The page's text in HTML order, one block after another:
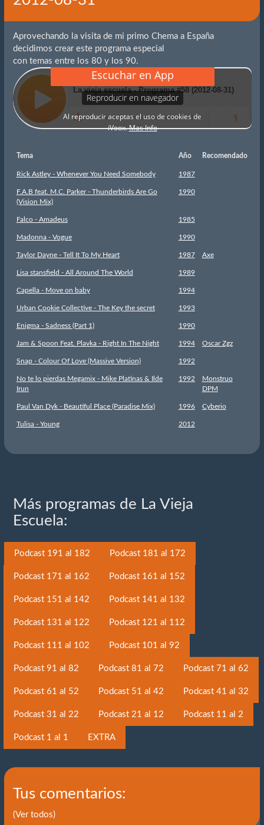
Aprovechando la visita de mi primo Chema a España
decidimos crear este programa especial
con temas entre los 80 y los 90.
Tema Año Recomendado
Rick Astley - Whenever You Need Somebody 1987
F.A.B feat. M.C. Parker - Thunderbirds Are Go
(Vision Mix)
1990
Falco - Amadeus 1985
Madonna - Vogue 1990
Taylor Dayne - Tell It To My Heart 1987 Axe
Lisa stansfield - All Around The World 1989
Capella - Move on baby 1994
Urban Cookie Collective - The Key the secret 1993
Enigma - Sadness (Part 1) 1990
Jam & Spoon Feat. Plavka - Right In The Night 1994 Oscar Zgz
Snap - Colour Of Love (Massive Version) 1992
No te lo pierdas Megamix - Mike Platinas & Ilde
Irun
1992
Monstruo
DPM
Paul Van Dyk - Beautiful Place (Paradise Mix) 1996 Cyberio
Tulisa - Young 2012
Más programas de La Vieja
Escuela:
Podcast 191 al 182 Podcast 181 al 172
Podcast 171 al 162 Podcast 161 al 152
Podcast 151 al 142 Podcast 141 al 132
Podcast 131 al 122 Podcast 121 al 112
Podcast 111 al 102 Podcast 101 al 92
Podcast 91 al 82 Podcast 81 al 72 Podcast 71 al 62
Podcast 61 al 52 Podcast 51 al 42 Podcast 41 al 32
Podcast 31 al 22 Podcast 21 al 12 Podcast 11 al 2
Podcast 1 al 1 EXTRA
Tus comentarios:
(Ver todos)